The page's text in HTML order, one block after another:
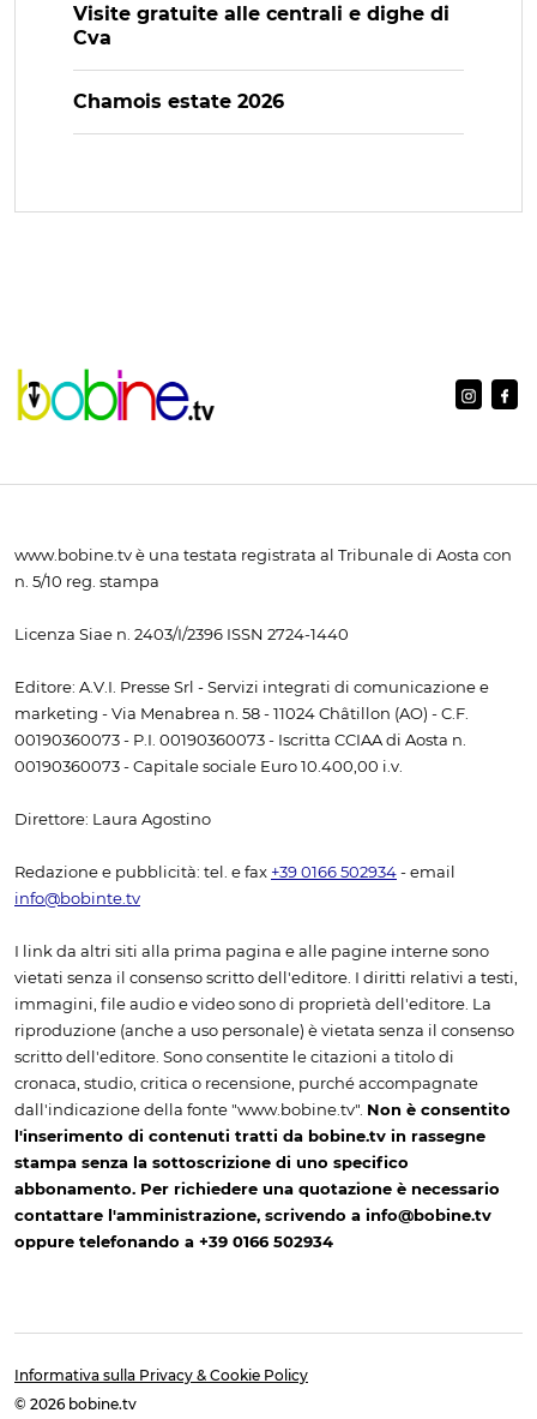
Visite gratuite alle centrali e dighe di
Cva
Chamois estate 2026
www.bobine.tv è una testata registrata al Tribunale di Aosta con
n. 5/10 reg. stampa
Licenza Siae n. 2403/I/2396 ISSN 2724-1440
Editore: A.V.I. Presse Srl - Servizi integrati di comunicazione e
marketing - Via Menabrea n. 58 - 11024 Châtillon (AO) - C.F.
00190360073 - P.I. 00190360073 - Iscritta CCIAA di Aosta n.
00190360073 - Capitale sociale Euro 10.400,00 i.v.
Direttore: Laura Agostino
Redazione e pubblicità: tel. e fax +39 0166 502934 - email
info@bobinte.tv
I link da altri siti alla prima pagina e alle pagine interne sono
vietati senza il consenso scritto dell'editore. I diritti relativi a testi,
immagini, file audio e video sono di proprietà dell'editore. La
riproduzione (anche a uso personale) è vietata senza il consenso
scritto dell'editore. Sono consentite le citazioni a titolo di
cronaca, studio, critica o recensione, purché accompagnate
dall'indicazione della fonte "www.bobine.tv". Non è consentito
l'inserimento di contenuti tratti da bobine.tv in rassegne
stampa senza la sottoscrizione di uno specifico
abbonamento. Per richiedere una quotazione è necessario
contattare l'amministrazione, scrivendo a info@bobine.tv
oppure telefonando a +39 0166 502934
Informativa sulla Privacy & Cookie Policy
© 2026 bobine.tv